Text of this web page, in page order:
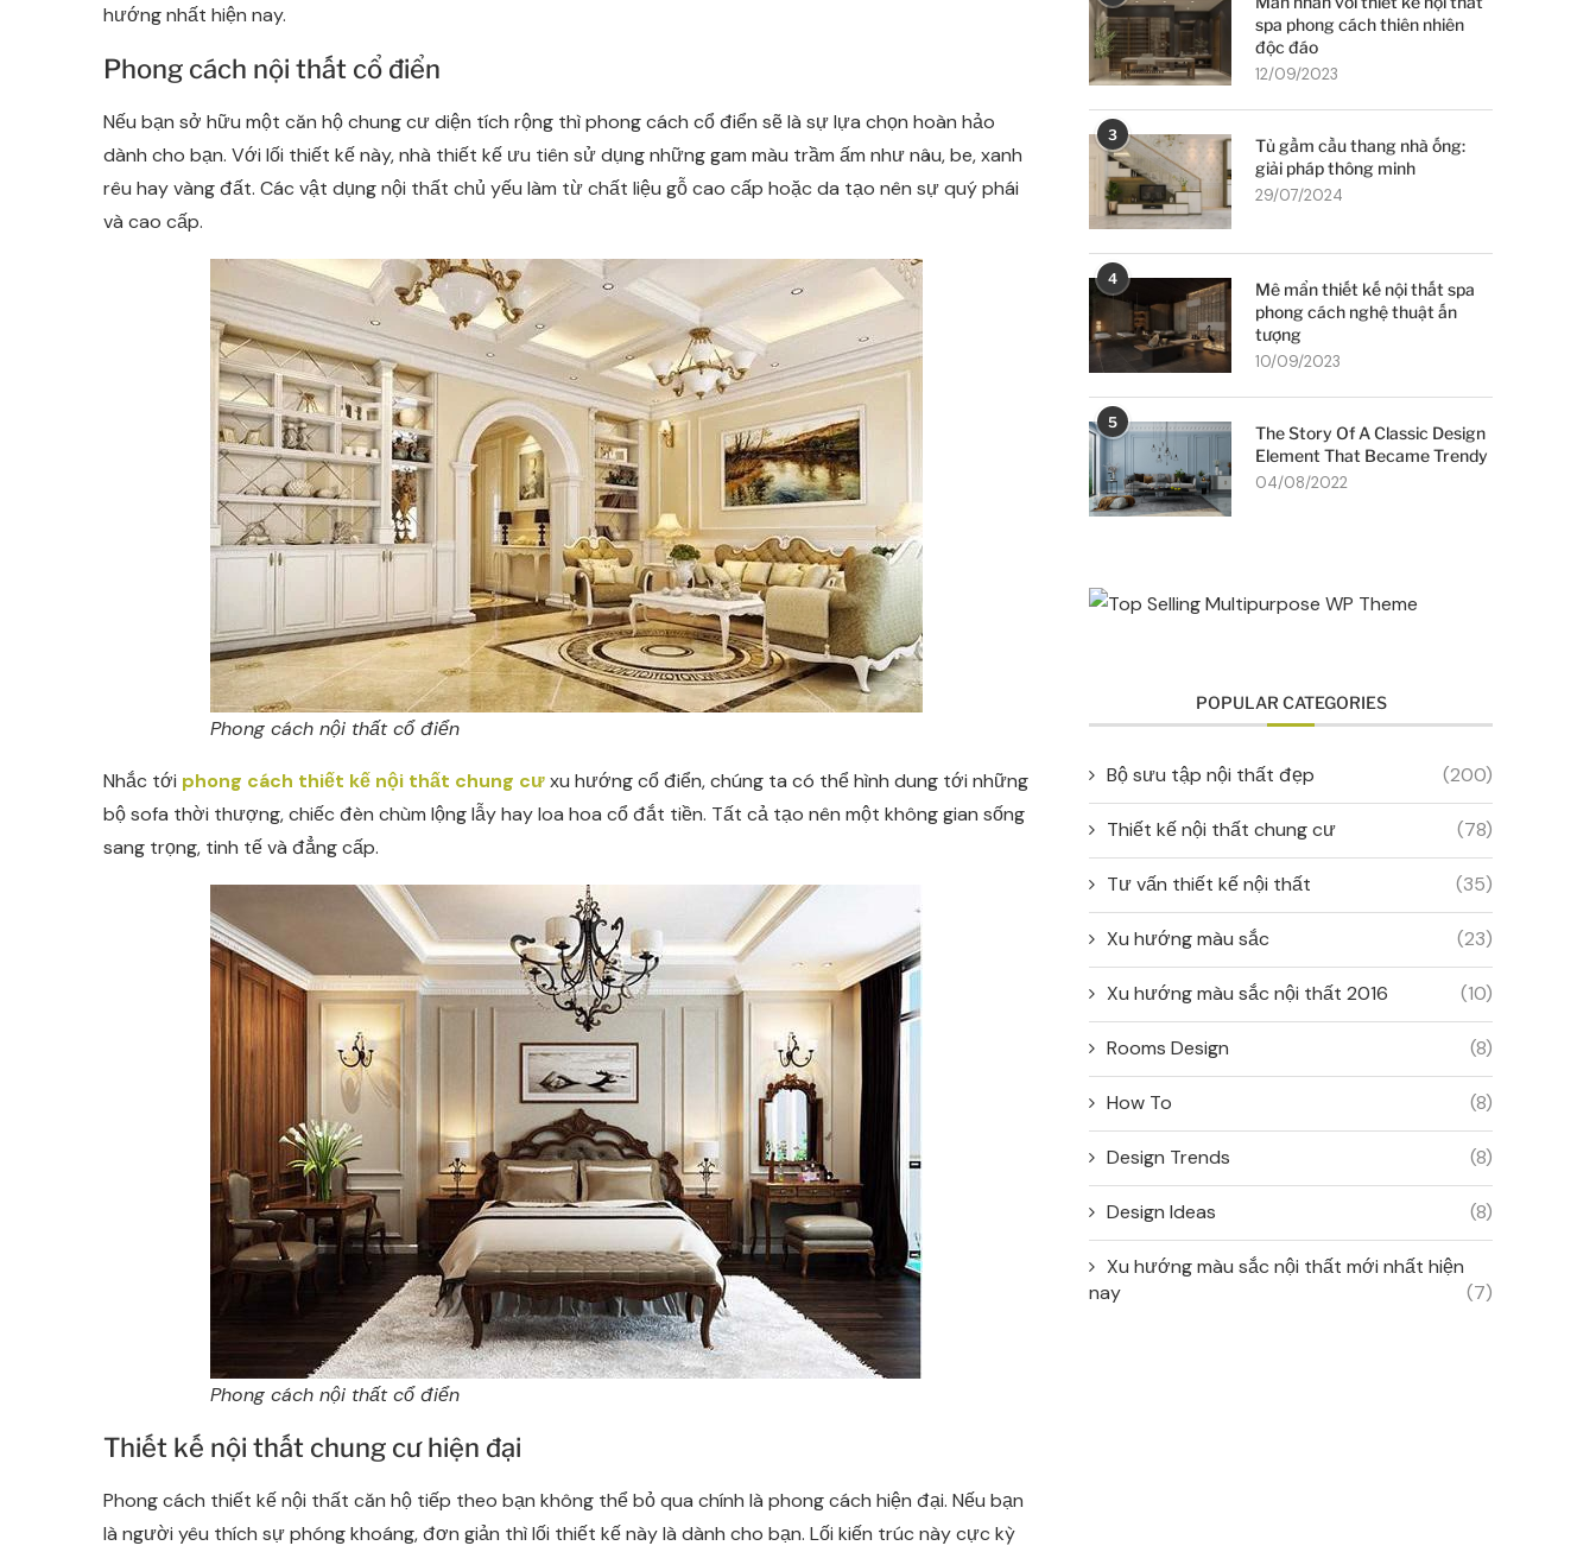
hướng nhất hiện nay.
Phong cách nội thất cổ điển
Nếu bạn sở hữu một căn hộ chung cư diện tích rộng thì phong cách cổ điển sẽ là sự lựa chọn hoàn hảo
dành cho bạn. Với lối thiết kế này, nhà thiết kế ưu tiên sử dụng những gam màu trầm ấm như nâu, be, xanh
rêu hay vàng đất. Các vật dụng nội thất chủ yếu làm từ chất liệu gỗ cao cấp hoặc da tạo nên sự quý phái
và cao cấp.
Phong cách nội thất cổ điển
Nhắc tới phong cách thiết kế nội thất chung cưxu hướng cổ điển, chúng ta có thể hình dung tới những
bộ sofa thời thượng, chiếc đèn chùm lộng lẫy hay loa hoa cổ đắt tiền. Tất cả tạo nên một không gian sống
sang trọng, tinh tế và đẳng cấp.
Phong cách nội thất cổ điển
Thiết kế nội thất chung cư hiện đại
Phong cách thiết kế nội thất căn hộ tiếp theo bạn không thể bỏ qua chính là phong cách hiện đại. Nếu bạn
là người yêu thích sự phóng khoáng, đơn giản thì lối thiết kế này là dành cho bạn. Lối kiến trúc này cực kỳ
spa phong cách thiên nhiên
độc đáo
12/09/2023
3
Tủ gầm cầu thang nhà ống:
giải pháp thông minh
29/07/2024
4
Mê mẩn thiết kế nội thất spa
phong cách nghệ thuật ấn
tượng
10/09/2023
5
The Story Of A Classic Design
Element That Became Trendy
04/08/2022
POPULAR CATEGORIES
Bộ sưu tập nội thất đẹp (200)
Thiết kế nội thất chung cư (78)
Tư vấn thiết kế nội thất (35)
Xu hướng màu sắc (23)
Xu hướng màu sắc nội thất 2016 (10)
Rooms Design (8)
How To (8)
Design Trends (8)
Design Ideas (8)
Xu hướng màu sắc nội thất mới nhất hiện
nay
(7)